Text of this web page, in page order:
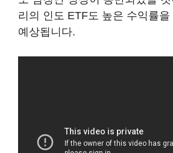
리의 인도 ETF도 높은 수익률
예상됩니다.